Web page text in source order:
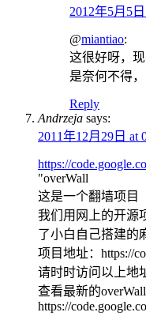
2012年5月5
@miantiao:
这很好呀，
是奈何不得
Reply
Andrzeja says:
2011年12月29日 at
https://
"overWall
这是一个翻墙项目
我们用网上的开源
了小白自己搭建的
项目地址：https://
请时时访问以上地
查看最新的
https://